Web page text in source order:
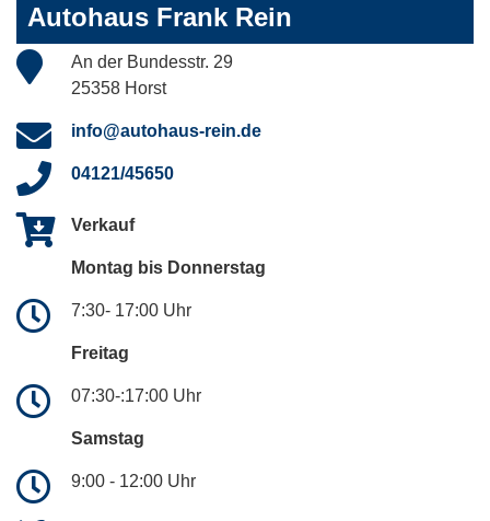
Autohaus Frank Rein
An der Bundesstr. 29
25358 Horst
info@autohaus-rein.de
04121/45650
Verkauf
Montag bis Donnerstag
7:30- 17:00 Uhr
Freitag
07:30-:17:00 Uhr
Samstag
9:00 - 12:00 Uhr